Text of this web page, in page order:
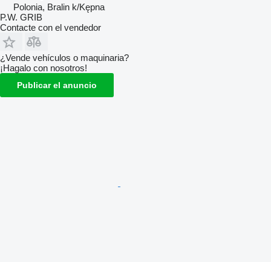
Polonia, Bralin k/Kępna
P.W. GRIB
Contacte con el vendedor
¿Vende vehículos o maquinaria?
¡Hagalo con nosotros!
Publicar el anuncio